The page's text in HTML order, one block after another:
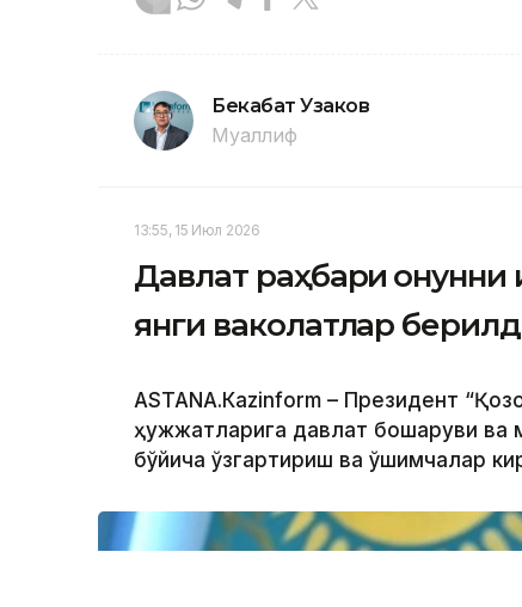
Бекабат Узаков
Муаллиф
13:55, 15 Июл 2026
Давлат раҳбари
янги ваколатлар
ASTANА.Кazinform – Президент
ҳужжатларига давлат бошқаруви ва
бўйича ўзгартириш ва қўшимчалар